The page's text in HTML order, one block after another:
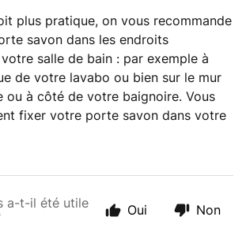
plus pratique, on vous recommande
savon dans les endroits
salle de bain : par exemple à
de votre lavabo ou bien sur le mur
ou à côté de votre baignoire. Vous
fixer votre porte savon dans votre
a-t-il été utile
Oui Non